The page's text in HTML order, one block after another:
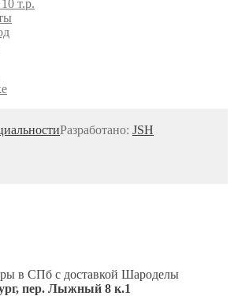
т.р.
Разработано: JSH
в СПб с доставкой Шароделы
, пер. Лыжный 8 к.1